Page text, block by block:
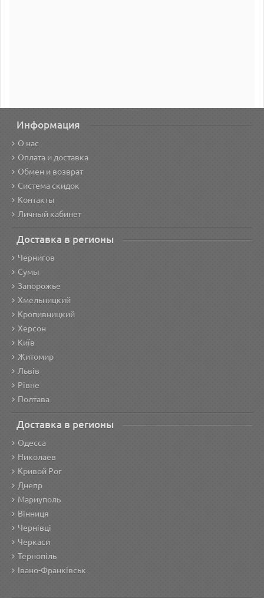
Информация
О нас
Оплата и доставка
Обмен и возврат
Система скидок
Контакты
Личный кабинет
Доставка в регионы
Чернигов
Сумы
Запорожье
Хмельницкий
Кропивницкий
Херсон
Київ
Житомир
Львів
Рівне
Полтава
Доставка в регионы
Одесса
Николаев
Кривой Рог
Днепр
Мариуполь
Вінниця
Чернівці
Черкаси
Тернопіль
Івано-Франківськ